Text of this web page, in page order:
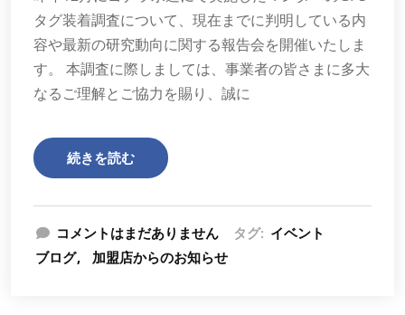
タグ装着調査について、現在までに判明している内
容や最新の研究動向に関する報告会を開催いたしま
す。 本調査に際しましては、事業者の皆さまに多大
なるご理解とご協力を賜り、誠に
続きを読む
コメントはまだありません タグ: イベント
ブログ
加盟店からのお知らせ